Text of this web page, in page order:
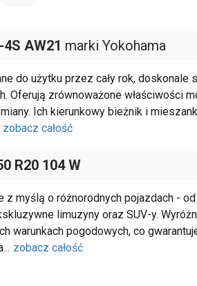
AW21 marki Yokohama
do użytku przez cały rok, doskonale
Oferują zrównoważone właściwości
Ich kierunkowy bieżnik i
zobacz całość
R20 104 W
z myślą o różnorodnych pojazdach -
limuzyny oraz SUV-y.
warunkach pogodowych, co
... zobacz całość